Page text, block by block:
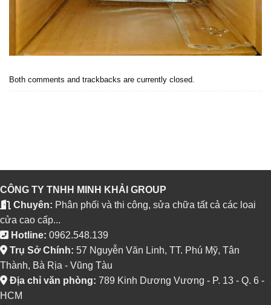
Both comments and trackbacks are currently closed.
CÔNG TY TNHH MINH KHẢI GROUP
Chuyên: Phân phối và thi công, sửa chữa tất cả các loai
cửa cao cấp...
Hotline: 0962.548.139
Trụ Sở Chính: 57 Nguyễn Văn Linh, TT. Phú Mỹ, Tân
Thành, Bà Rịa - Vũng Tàu
Địa chỉ văn phòng: 789 Kinh Dương Vương - P. 13 - Q. 6 -
HCM